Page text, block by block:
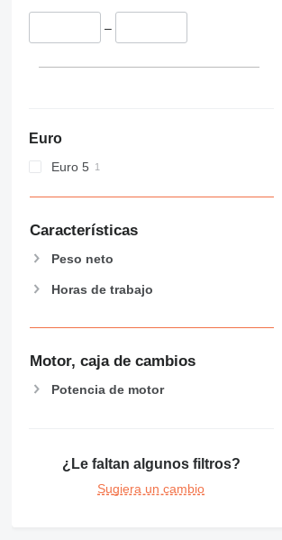
–
Euro
Euro 5
Características
Peso neto
Horas de trabajo
Motor, caja de cambios
Potencia de motor
¿Le faltan algunos filtros?
Sugiera un cambio